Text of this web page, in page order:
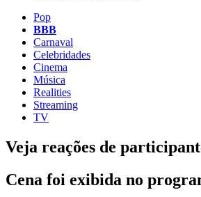
Pop
BBB
Carnaval
Celebridades
Cinema
Música
Realities
Streaming
TV
Veja reações de
Cena foi exibida no